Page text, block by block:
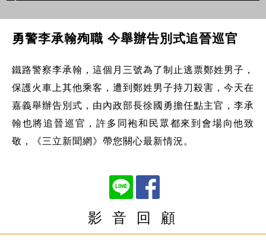
勇警李承翰殉職 今舉辦告別式追晉巡官
鐵路警察李承翰，這個月三號為了制止逃票鄭姓男子，
保護火車上其他乘客，遭到鄭姓男子持刀殺害，今天在
嘉義舉辦告別式，由內政部長徐國勇擔任點主官，李承
翰也將追晉巡官，許多同袍和民眾都來到會場向他致
敬，《三立新聞網》帶您關心最新情況。
影 音 回 顧